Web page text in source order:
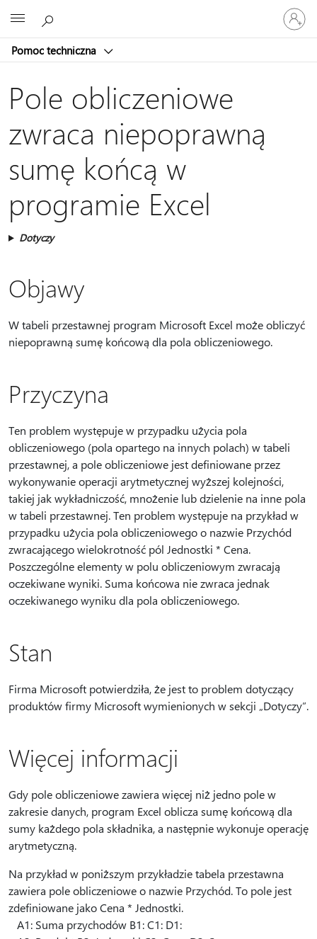
Pomoc techniczna
Zaloguj
się
do
konta
Pole obliczeniowe
zwraca niepoprawną
sumę końcą w
programie Excel
Dotyczy
Objawy
W tabeli przestawnej program Microsoft Excel może obliczyć
niepoprawną sumę końcową dla pola obliczeniowego.
Przyczyna
Ten problem występuje w przypadku użycia pola
obliczeniowego (pola opartego na innych polach) w tabeli
przestawnej, a pole obliczeniowe jest definiowane przez
wykonywanie operacji arytmetycznej wyższej kolejności,
takiej jak wykładniczość, mnożenie lub dzielenie na inne pola
w tabeli przestawnej. Ten problem występuje na przykład w
przypadku użycia pola obliczeniowego o nazwie Przychód
zwracającego wielokrotność pól Jednostki * Cena.
Poszczególne elementy w polu obliczeniowym zwracają
oczekiwane wyniki. Suma końcowa nie zwraca jednak
oczekiwanego wyniku dla pola obliczeniowego.
Stan
Firma Microsoft potwierdziła, że jest to problem dotyczący
produktów firmy Microsoft wymienionych w sekcji „Dotyczy”.
Więcej informacji
Gdy pole obliczeniowe zawiera więcej niż jedno pole w
zakresie danych, program Excel oblicza sumę końcową dla
sumy każdego pola składnika, a następnie wykonuje operację
arytmetyczną.
Na przykład w poniższym przykładzie tabela przestawna
zawiera pole obliczeniowe o nazwie Przychód. To pole jest
zdefiniowane jako Cena * Jednostki.
A1: Suma przychodów B1: C1: D1: